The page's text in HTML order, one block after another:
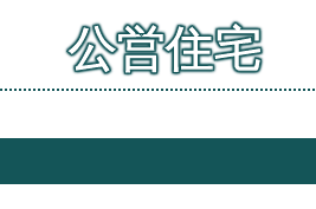
公営住宅